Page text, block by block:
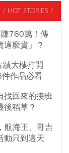
/ HOT STORIES /
760萬！傳
麼貴」？
大樓打開
作品必看
找回來的接班
後稻草？
航海王、哥吉
動只到這天